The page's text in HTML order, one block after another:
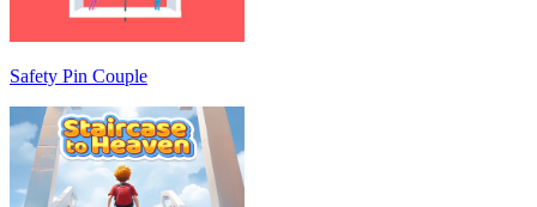
Safety Pin Couple